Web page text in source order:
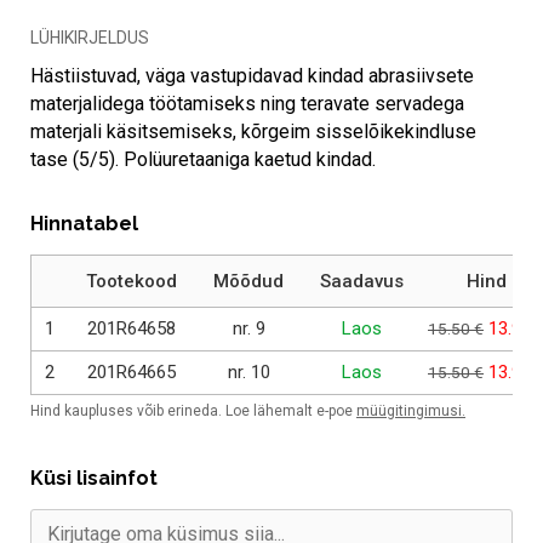
LÜHIKIRJELDUS
Hästiistuvad, väga vastupidavad kindad abrasiivsete
materjalidega töötamiseks ning teravate servadega
materjali käsitsemiseks, kõrgeim sisselõikekindluse
tase (5/5). Polüuretaaniga kaetud kindad.
Hinnatabel
Tootekood Mõõdud Saadavus Hind
1 201R64658 nr. 9 Laos 15.50€ Algne
13.95
2
201R64665 nr. 10 Laos 15.50€ Algne
13.95
Hind kaupluses võib erineda. Loe lähemalt e-poe müügitingimusi.
Küsi lisainfot